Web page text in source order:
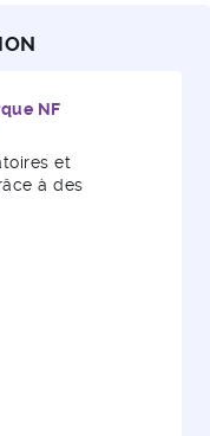
NF
et
à des